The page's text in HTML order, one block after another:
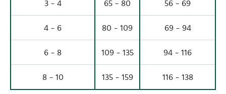
3 - 4 65 - 80 56 - 69
4 - 6 80 - 109 69 - 94
6 - 8 109 - 135 94 - 116
8 - 10 135 - 159 116 - 138